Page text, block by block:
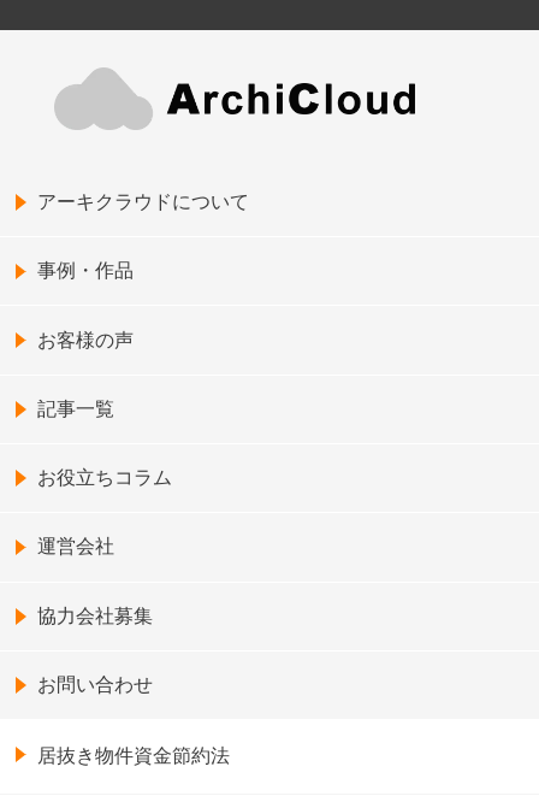
アーキクラウドについて
事例・作品
お客様の声
記事一覧
お役立ちコラム
運営会社
協力会社募集
お問い合わせ
居抜き物件資金節約法